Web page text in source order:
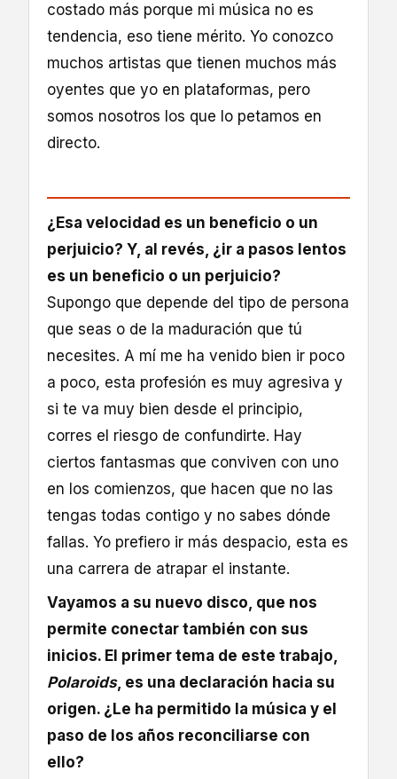
costado más porque mi música no es
tendencia, eso tiene mérito. Yo conozco
muchos artistas que tienen muchos más
oyentes que yo en plataformas, pero
somos nosotros los que lo petamos en
directo.
¿Esa velocidad es un beneficio o un
perjuicio? Y, al revés, ¿ir a pasos lentos
es un beneficio o un perjuicio?
Supongo que depende del tipo de persona
que seas o de la maduración que tú
necesites. A mí me ha venido bien ir poco
a poco, esta profesión es muy agresiva y
si te va muy bien desde el principio,
corres el riesgo de confundirte. Hay
ciertos fantasmas que conviven con uno
en los comienzos, que hacen que no las
tengas todas contigo y no sabes dónde
fallas. Yo prefiero ir más despacio, esta es
una carrera de atrapar el instante.
Vayamos a su nuevo disco, que nos
permite conectar también con sus
inicios. El primer tema de este trabajo,
Polaroids, es una declaración hacia su
origen. ¿Le ha permitido la música y el
paso de los años reconciliarse con
ello?